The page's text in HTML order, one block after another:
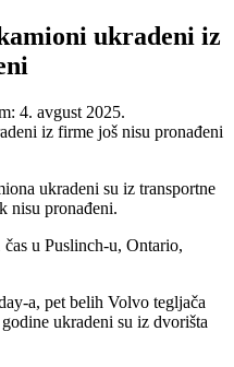
ukradeni iz
4. avgust 2025.
ukradeni su iz transportne
nisu pronađeni.
u Puslinch-u, Ontario,
a, pet belih Volvo tegljača
ukradeni su iz dvorišta